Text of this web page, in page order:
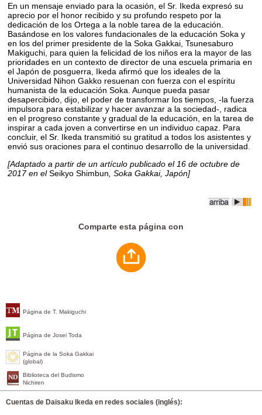
Página de T. Makiguchi
Página de Josei Toda
Página de la Soka Gakkai
(global)
Biblioteca del Budismo
Nichiren
Cuentas de Daisaku Ikeda en redes sociales (inglés):
En un mensaje enviado para la ocasión, el Sr. Ikeda expresó su
aprecio por el honor recibido y su profundo respeto por la
dedicación de los Ortega a la noble tarea de la educación.
Basándose en los valores fundacionales de la educación Soka y
en los del primer presidente de la Soka Gakkai, Tsunesaburo
Makiguchi, para quien la felicidad de los niños era la mayor de las
prioridades en un contexto de director de una escuela primaria en
el Japón de posguerra, Ikeda afirmó que los ideales de la
Universidad Nihon Gakko resuenan con fuerza con el espíritu
humanista de la educación Soka. Aunque pueda pasar
desapercibido, dijo, el poder de transformar los tiempos, -la fuerza
impulsora para estabilizar y hacer avanzar a la sociedad-, radica
en el progreso constante y gradual de la educación, en la tarea de
inspirar a cada joven a convertirse en un individuo capaz. Para
concluir, el Sr. Ikeda transmitió su gratitud a todos los asistentes y
envió sus oraciones para el continuo desarrollo de la universidad.
[Adaptado a partir de un artículo publicado el 16 de octubre de
2017 en elSeikyo Shimbun , Soka Gakkai, Japón]
Comparte esta página con